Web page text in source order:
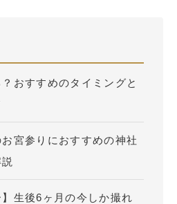
おすすめのタイミングと
宮参りにおすすめの神社
】生後6ヶ月の今しか撮れ